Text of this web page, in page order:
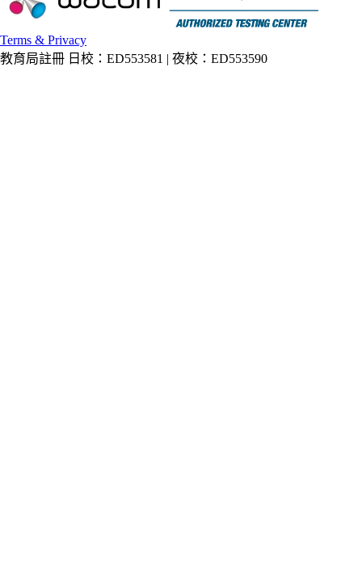
Terms & Privacy
教育局註冊 日校：ED553581 | 夜校：ED553590